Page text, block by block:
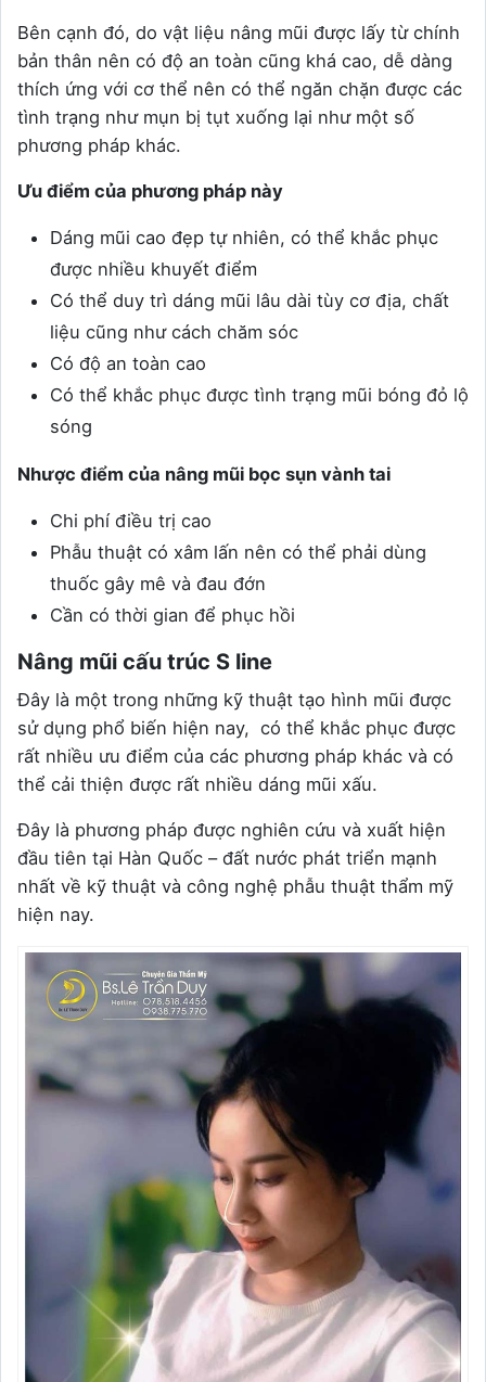
Bên cạnh đó, do vật liệu nâng mũi được lấy từ chính
bản thân nên có độ an toàn cũng khá cao, dễ dàng
thích ứng với cơ thể nên có thể ngăn chặn được các
tình trạng như mụn bị tụt xuống lại như một số
phương pháp khác.
Ưu điểm của phương pháp này
Dáng mũi cao đẹp tự nhiên, có thể khắc phục
được nhiều khuyết điểm
Có thể duy trì dáng mũi lâu dài tùy cơ địa, chất
liệu cũng như cách chăm sóc
Có độ an toàn cao
Có thể khắc phục được tình trạng mũi bóng đỏ lộ
sóng
Nhược điểm của nâng mũi bọc sụn vành tai
Chi phí điều trị cao
Phẫu thuật có xâm lấn nên có thể phải dùng
thuốc gây mê và đau đớn
Cần có thời gian để phục hồi
Nâng mũi cấu trúc S line
Đây là một trong những kỹ thuật tạo hình mũi được
sử dụng phổ biến hiện nay, có thể khắc phục được
rất nhiều ưu điểm của các phương pháp khác và có
thể cải thiện được rất nhiều dáng mũi xấu.
Đây là phương pháp được nghiên cứu và xuất hiện
đầu tiên tại Hàn Quốc – đất nước phát triển mạnh
nhất về kỹ thuật và công nghệ phẫu thuật thẩm mỹ
hiện nay.